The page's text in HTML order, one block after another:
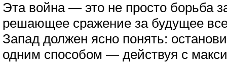
Эта война — это не просто борьба
решающее сражение за будущее
Запад должен ясно понять:
одним способом — действуя с